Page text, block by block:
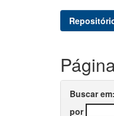
Buscar em:
por